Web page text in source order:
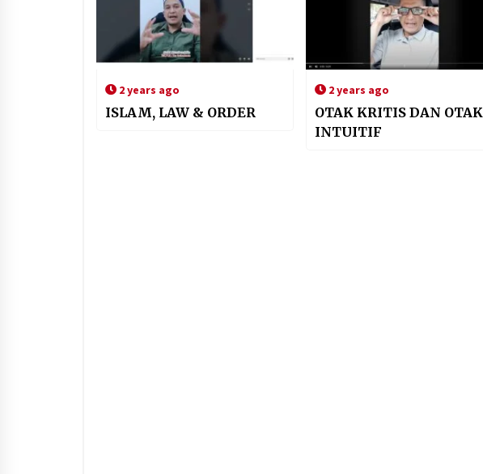
2 years ago
ISLAM, LAW & ORDER
2 years ago
OTAK KRITIS DAN OTAK
INTUITIF